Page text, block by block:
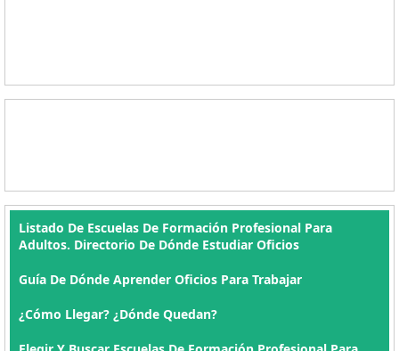
Listado De Escuelas De Formación Profesional Para
Adultos. Directorio De Dónde Estudiar Oficios
Guía De Dónde Aprender Oficios Para Trabajar
¿Cómo Llegar? ¿Dónde Quedan?